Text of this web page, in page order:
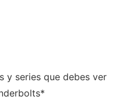
y series que debes ver